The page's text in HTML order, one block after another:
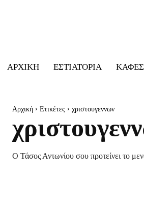
ΑΡΧΙΚΉ ΕΣΤΙΑΤΌΡΙΑ ΚΑΦΈΣ
Αρχική Ετικέτες χριστουγεννων
Ο Τάσος Αντωνίου σου προτείνει το